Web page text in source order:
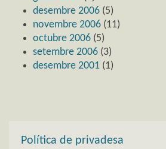
desembre 2006 (5)
novembre 2006 (11)
octubre 2006 (5)
setembre 2006 (3)
desembre 2001 (1)
Política de privadesa